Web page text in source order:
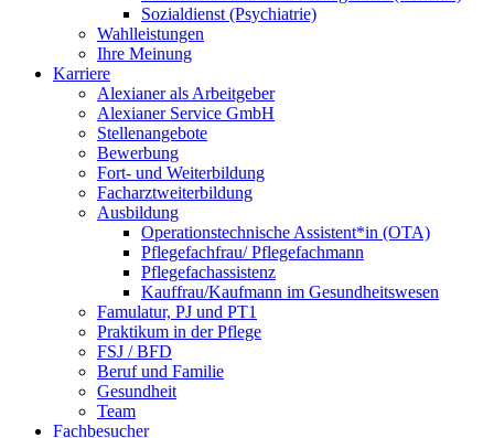
Sozialdienst (Psychiatrie)
Wahlleistungen
Ihre Meinung
Karriere
Alexianer als Arbeitgeber
Alexianer Service GmbH
Stellenangebote
Bewerbung
Fort- und Weiterbildung
Facharztweiterbildung
Ausbildung
Operationstechnische Assistent*in (OTA)
Pflegefachfrau/ Pflegefachmann
Pflegefachassistenz
Kauffrau/Kaufmann im Gesundheitswesen
Famulatur, PJ und PT1
Praktikum in der Pflege
FSJ / BFD
Beruf und Familie
Gesundheit
Team
Fachbesucher